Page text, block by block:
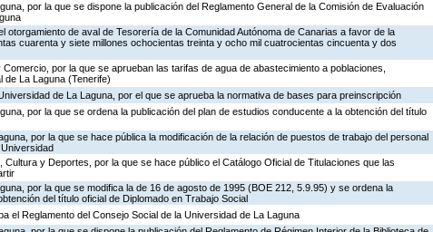
por la que se dispone la publicación del Reglamento General de la Comisión de Evaluación
otorgamiento de aval de Tesorería de la Comunidad Autónoma de Canarias a favor de la
cuarenta y siete millones ochocientas treinta y ocho mil cuatrocientas cincuenta y dos
por la que se aprueban las tarifas de agua de abastecimiento a poblaciones,
de La Laguna (Tenerife)
de La Laguna, por el que se aprueba la normativa de bases para preinscripción
por la que se ordena la publicación del plan de estudios conducente a la obtención del título
por la que se hace pública la modificación de la relación de puestos de trabajo del personal
y Deportes, por la que se hace público el Catálogo Oficial de Titulaciones que las
por la que se modifica la de 16 de agosto de 1995 (BOE 212, 5.9.95) y se ordena la
del título oficial de Diplomado en Trabajo Social
el Reglamento del Consejo Social de la Universidad de La Laguna